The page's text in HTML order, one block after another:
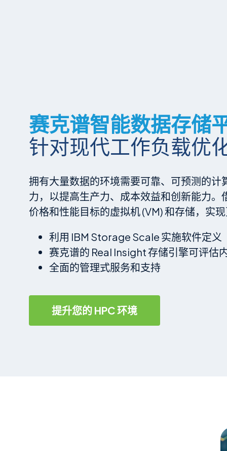
赛克谱智能数据存储
针对现代工作负载优
拥有大量数据的环境需要可靠、可预测的
力，以提高生产力、成本效益和创新能力
价格和性能目标的虚拟机 (VM) 和存储，实
利用 IBM Storage Scale 实施软件定义
赛克谱的 Real Insight 存储引擎可评估
全面的管理式服务和支持
提升您的 HPC 环境